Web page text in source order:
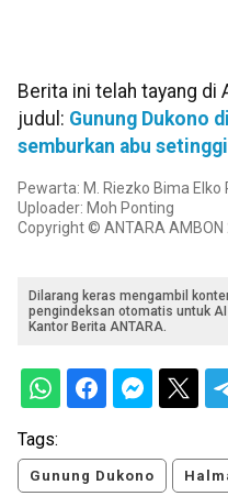
Berita ini telah tayang di
judul: Gunung Dukono
semburkan abu
Pewarta: M. Riezko Bima Elko
Uploader: Moh Ponting
Copyright © ANTARA AMBON
Dilarang keras mengambil
pengindeksan otomatis untuk
Kantor Berita ANTARA.
Tags:
Gunung Dukono